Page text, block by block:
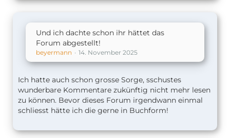
Und ich dachte schon ihr hättet das
Forum abgestellt!
beyermann 14. November 2025
Ich hatte auch schon grosse Sorge, sschustes
wunderbare Kommentare zukünftig nicht mehr lesen
zu können. Bevor dieses Forum irgendwann einmal
schliesst hätte ich die gerne in Buchform!